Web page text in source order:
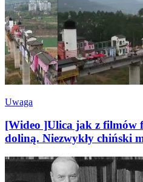
Uwaga
[Wideo ]Ulica jak z filmów
doliną. Niezwykły chiński